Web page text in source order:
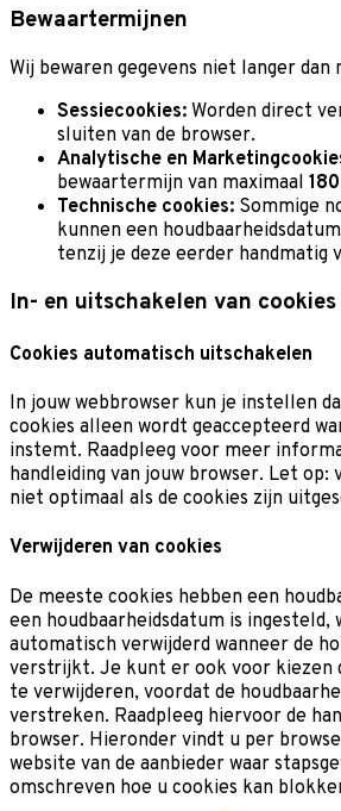
Bewaartermijnen
Wij bewaren gegevens niet langer dan
Sessiecookies: Worden direct
sluiten van de browser.
Analytische en
bewaartermijn van maximaal
Technische cookies: Sommige
kunnen een
tenzij je deze eerder handmatig
In- en uitschakelen van cookies
Cookies automatisch uitschakelen
In jouw webbrowser kun je instellen
cookies alleen wordt geaccepteerd
instemt. Raadpleeg voor meer
handleiding van jouw browser. Let op:
niet optimaal als de cookies zijn
Verwijderen van cookies
De meeste cookies hebben een
een houdbaarheidsdatum is
automatisch verwijderd wanneer de
verstrijkt. Je kunt er ook voor kiezen
te verwijderen, voordat de
verstreken. Raadpleeg hiervoor de
browser. Hieronder vindt u per
website van de aanbieder waar
omschreven hoe u cookies kan